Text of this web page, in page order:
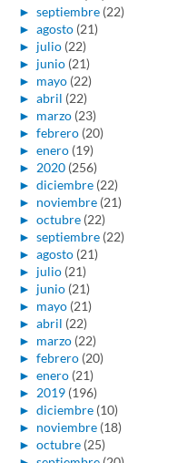
► septiembre (22)
► agosto (21)
► julio (22)
► junio (21)
► mayo (22)
► abril (22)
► marzo (23)
► febrero (20)
► enero (19)
► 2020 (256)
► diciembre (22)
► noviembre (21)
► octubre (22)
► septiembre (22)
► agosto (21)
► julio (21)
► junio (21)
► mayo (21)
► abril (22)
► marzo (22)
► febrero (20)
► enero (21)
► 2019 (196)
► diciembre (10)
► noviembre (18)
► octubre (25)